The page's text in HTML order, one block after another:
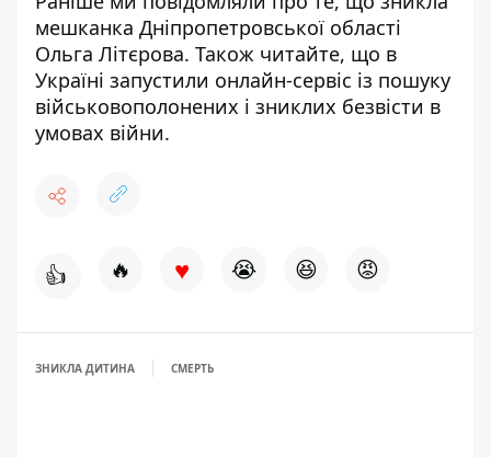
мешканка Дніпропетровської області
Ольга Літєрова. Також читайте, що в
Україні запустили онлайн-сервіс із пошуку
військовополонених і зниклих безвісти в
умовах війни.
👍 🔥 ♥ 😭 😆 😡
ЗНИКЛА ДИТИНА СМЕРТЬ